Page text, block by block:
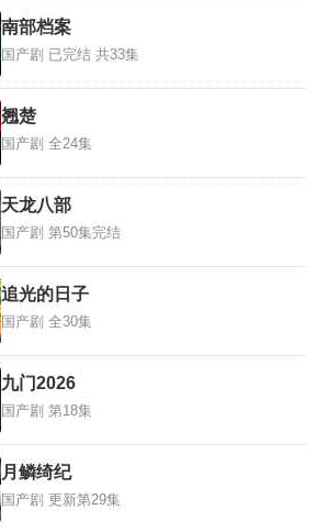
南部档案
国产剧 已完结 共33集
翘楚
国产剧 全24集
天龙八部
国产剧 第50集完结
追光的日子
国产剧 全30集
九门2026
国产剧 第18集
月鳞绮纪
国产剧 更新第29集